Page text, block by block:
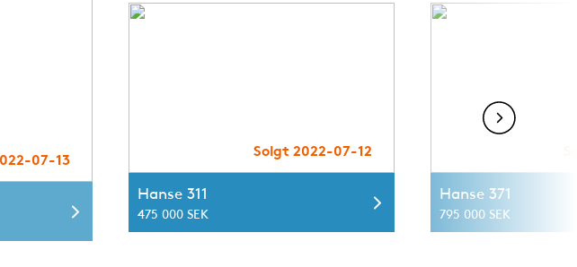
07-13 Solgt 2022-07-12
Hanse 311
475 000 SEK
Hanse 371
795 000 SEK